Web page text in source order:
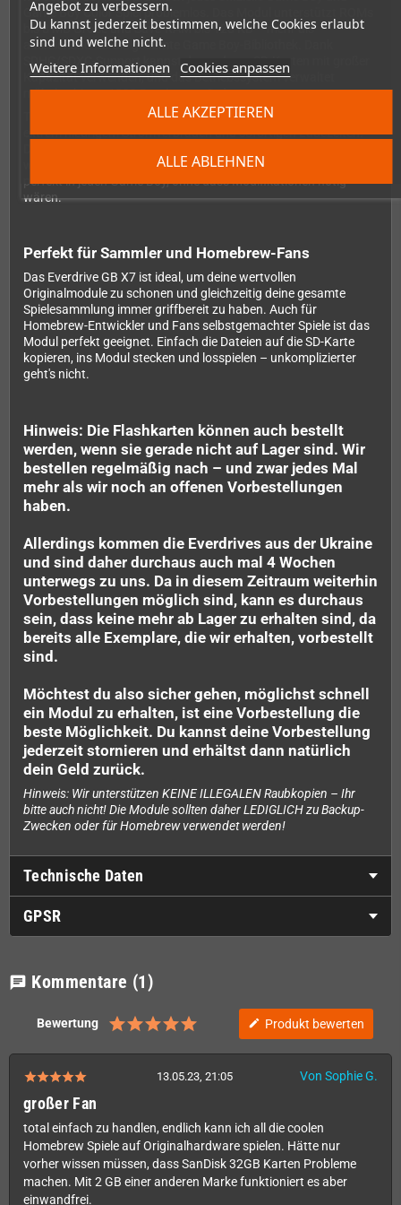
Angebot zu verbessern.
Du kannst jederzeit bestimmen, welche Cookies erlaubt
sind und welche nicht.
Weitere Informationen Cookies anpassen
ALLE ABLEHNEN
ALLE AKZEPTIEREN
Game Boy Color Spiel problemlos. Das Modul unterstützt ROMs
bis 8 MB Größe und Save-RAM bis 128 KB – mehr als
ausreichend für die gesamte Game Boy-Bibliothek. Dank
SDHC/SDXC-Support kannst du moderne SD-Karten mit großer
Kapazität verwenden, und das Betriebssystem verwaltet
mühelos bis zu 1000 Dateien pro Ordner.
Trotz der leistungsstarken Features überzeugt das X7 mit
extrem niedrigem Stromverbrauch und sofortigen Ladezeiten.
wenn nicht sogar länger. Das hochwertige Gehäuse passt
perfekt in jeden Game Boy, ohne dass Modifikationen nötig
wären.
Perfekt für Sammler und Homebrew-Fans
Das Everdrive GB X7 ist ideal, um deine wertvollen
Originalmodule zu schonen und gleichzeitig deine gesamte
Spielesammlung immer griffbereit zu haben. Auch für
Homebrew-Entwickler und Fans selbstgemachter Spiele ist das
Modul perfekt geeignet. Einfach die Dateien auf die SD-Karte
kopieren, ins Modul stecken und losspielen – unkomplizierter
geht's nicht.
Hinweis: Die Flashkarten können auch bestellt
werden, wenn sie gerade nicht auf Lager sind. Wir
bestellen regelmäßig nach – und zwar jedes Mal
mehr als wir noch an offenen Vorbestellungen
haben.
Allerdings kommen die Everdrives aus der Ukraine
und sind daher durchaus auch mal 4 Wochen
unterwegs zu uns. Da in diesem Zeitraum weiterhin
Vorbestellungen möglich sind, kann es durchaus
sein, dass keine mehr ab Lager zu erhalten sind, da
bereits alle Exemplare, die wir erhalten, vorbestellt
sind.
Möchtest du also sicher gehen, möglichst schnell
ein Modul zu erhalten, ist eine Vorbestellung die
beste Möglichkeit. Du kannst deine Vorbestellung
jederzeit stornieren und erhältst dann natürlich
dein Geld zurück.
Hinweis: Wir unterstützen KEINE ILLEGALEN Raubkopien – Ihr
bitte auch nicht! Die Module sollten daher LEDIGLICH zu Backup-
Zwecken oder für Homebrew verwendet werden!
Technische Daten
GPSR
chat Kommentare (1)
Bewertung edit Produkt bewerten
13.05.23, 21:05 Von Sophie G.
großer Fan
total einfach zu handlen, endlich kann ich all die coolen
Homebrew Spiele auf Originalhardware spielen. Hätte nur
vorher wissen müssen, dass SanDisk 32GB Karten Probleme
machen. Mit 2 GB einer anderen Marke funktioniert es aber
einwandfrei.